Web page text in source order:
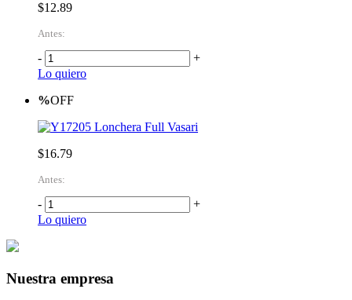
$12.89
Antes:
-
+
Lo quiero
%OFF
Lonchera Full Vasari
$16.79
Antes:
-
+
Lo quiero
Nuestra empresa